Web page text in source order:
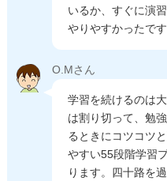
いるか、すぐに演
やりやすかったです
O.Mさん
学習を続けるのは
は割り切って、勉
るときにコツコツ
やすい55段階学習
ります。四十路を